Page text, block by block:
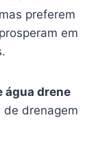
preferem
em
água drene
drenagem